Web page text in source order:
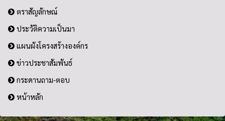
ตราสัญลักษณ์
ประวัติความเป็นมา
แผนผังโครงสร้างองค์กร
ข่าวประชาสัมพันธ์
กระดานถาม-ตอบ
หน้าหลัก